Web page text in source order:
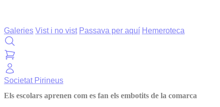
Galeries Vist i no vist Passava per aquí Hemeroteca
Societat Pirineus
Els escolars aprenen com es fan els embotits de la comarca